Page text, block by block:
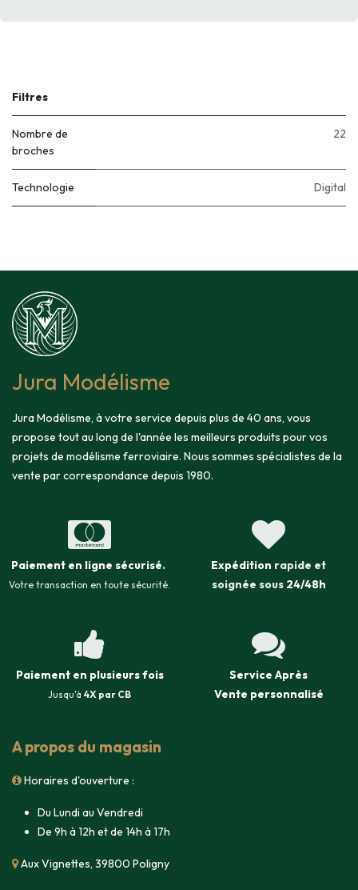
Filtres
Nombre de
broches
22
Technologie Digital
Jura Modélisme
Jura Modélisme, à votre service depuis plus de 40 ans, vous
propose tout au long de l'année les meilleurs produits pour vos
projets de modélisme ferroviaire. Nous sommes spécialistes de la
vente par correspondance depuis 1980.
Paiement en ligne sécurisé.
Votre transaction en toute sécurité.
Expédition rapide et
soignée sous 24/48h
Paiement en plusieurs fois
Jusqu'à 4X par CB
Service Après
Vente personnalisé
A propos du magasin
Horaires d'ouverture :
Du Lundi au Vendredi
De 9h à 12h et de 14h à 17h
Aux Vignettes, 39800 Poligny